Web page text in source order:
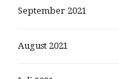
September 2021
August 2021